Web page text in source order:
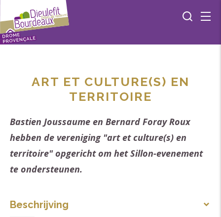
ART ET CULTURE(S) EN
TERRITOIRE
Bastien Joussaume en Bernard Foray Roux
hebben de vereniging "art et culture(s) en
territoire" opgericht om het Sillon-evenement
te ondersteunen.
Beschrijving